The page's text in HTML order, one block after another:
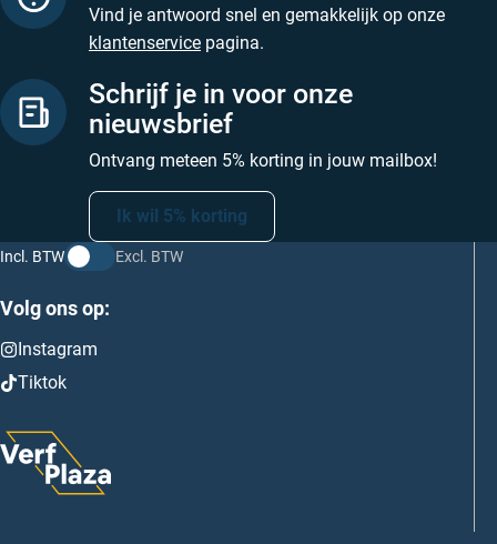
Vind je antwoord snel en gemakkelijk op onze
klantenservice pagina.
Schrijf je in voor onze
nieuwsbrief
Ontvang meteen 5% korting in jouw mailbox!
Ik wil 5% korting
Incl. BTW Excl. BTW
Volg ons op:
Instagram
Tiktok